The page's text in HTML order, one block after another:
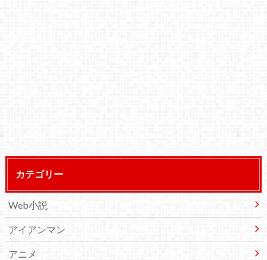
カテゴリー
Web小説
アイアンマン
アニメ